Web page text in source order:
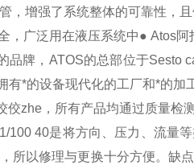
，增强了系统整体的可靠性，且
，广泛用在液压系统中● Atos
品牌，ATOS的总部位于Sesto
有*的设备现代化的工厂和*的
佼zhe，所有产品均通过质量检
100 40是将方向、压力、流量
所以修理与更换十分方便。缺